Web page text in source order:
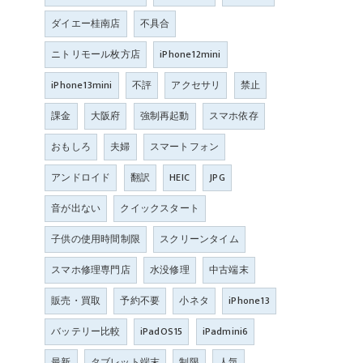
ダイエー桂南店
不具合
ニトリモール枚方店
iPhone12mini
iPhone13mini
不評 アクセサリ
禁止
課金
大阪府 強制再起動
スマホ依存
おもしろ
夫婦
スマートフォン
アンドロイド
翻訳 HEIC
JPG
音が出ない
クイックスタート
子供の使用時間制限
スクリーンタイム
スマホ修理専門店
水没修理
中古端末
販売・買取
予約不要 小ネタ
iPhone13
バッテリー比較
iPadOS15
iPadmini6